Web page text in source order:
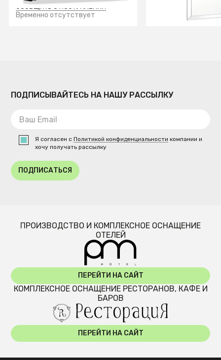
СООБЩИТЬ О ПОСТУПЛЕНИИ
Временно отсутствует
ПОДПИСЫВАЙТЕСЬ НА НАШУ РАССЫЛКУ
Я согласен сПолитикой конфиденциальности компании и
хочу получать рассылку
ПОДПИСАТЬСЯ
ПРОИЗВОДСТВО И КОМПЛЕКСНОЕ ОСНАЩЕНИЕ
ОТЕЛЕЙ
ПЕРЕЙТИ НА САЙТ
КОМПЛЕКСНОЕ ОСНАЩЕНИЕ РЕСТОРАНОВ, КАФЕ И
БАРОВ
ПЕРЕЙТИ НА САЙТ